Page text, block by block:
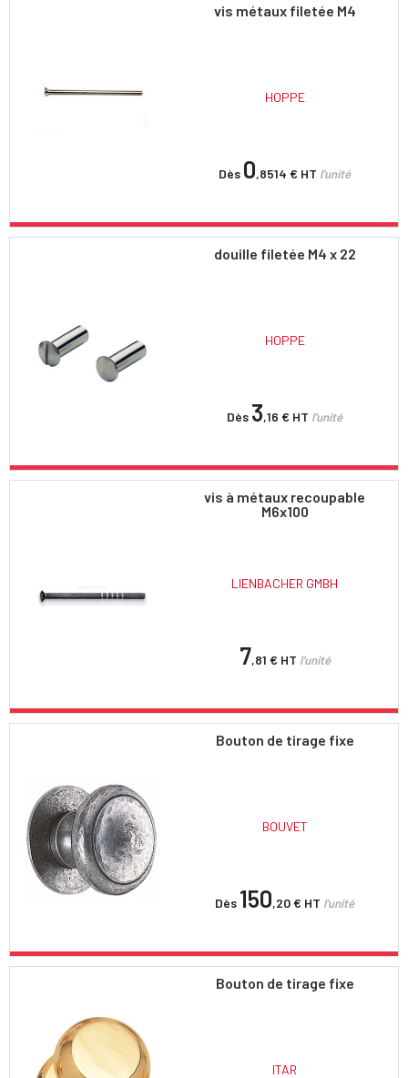
vis métaux filetée M4
HOPPE
Dès 0,8514 € HT l'unité
douille filetée M4 x 22
HOPPE
Dès 3,16 € HT l'unité
vis à métaux recoupable
M6x100
LIENBACHER GMBH
7,81 € HT l'unité
Bouton de tirage fixe
BOUVET
Dès 150,20 € HT l'unité
Bouton de tirage fixe
ITAR